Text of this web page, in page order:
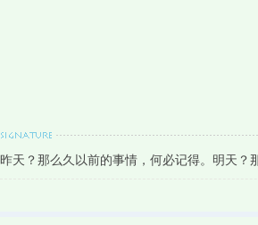
昨天？那么久以前的事情，何必记得。明天？